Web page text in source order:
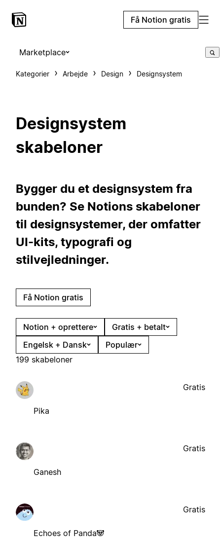
Få Notion gratis
Marketplace
Kategorier Arbejde Design Designsystem
Designsystem
skabeloner
Bygger du et designsystem fra
bunden? Se Notions skabeloner
til designsystemer, der omfatter
UI-kits, typografi og
stilvejledninger.
Få Notion gratis
Notion + oprettere
Gratis + betalt
Engelsk + Dansk
Populær
199 skabeloner
Pika
Gratis
Ganesh
Gratis
Echoes of Panda🐼
Gratis